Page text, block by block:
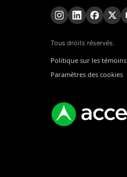
Tous droits réservés.
Politique sur les témoins
Paramètres des cookies